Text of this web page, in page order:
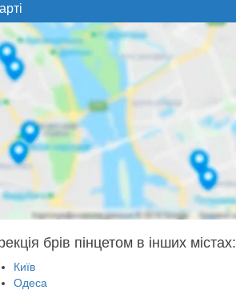
брів пінцетом в інших містах:
Київ
Одеса